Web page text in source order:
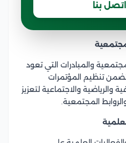
اتصل بنا
والمبادرات التي تعود
تنظيم المؤتمرات
والرياضية والاجتماعية لتعزيز
المجتمعية.